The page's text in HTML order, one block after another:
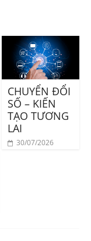
CHUYỂN ĐỔI
SỐ – KIẾN
TẠO TƯƠNG
LAI
30/07/2026